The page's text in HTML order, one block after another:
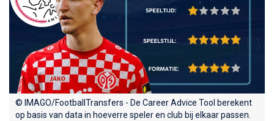
© IMAGO/FootballTransfers - De Career Advice Tool berekent
op basis van data in hoeverre speler en club bij elkaar passen.